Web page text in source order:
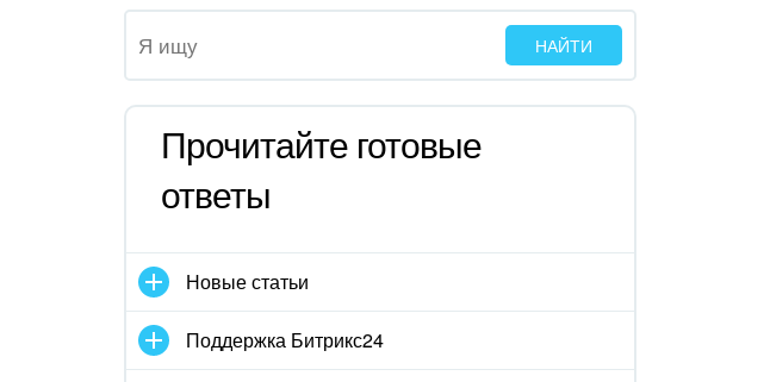
Прочитайте готовые
ответы
Новые статьи
Поддержка Битрикс24